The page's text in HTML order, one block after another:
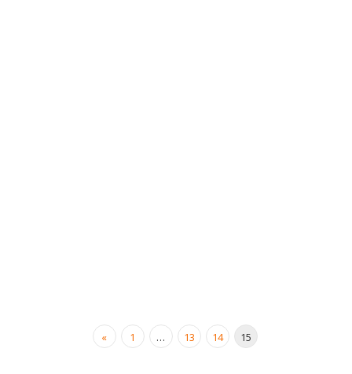
« 1 … 13 14 15